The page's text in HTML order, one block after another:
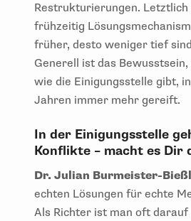
Restrukturierungen. Letztlich
frühzeitig
früher, desto weniger tief
Generell ist das
wie die Einigungsstelle gibt,
Jahren immer mehr gereift.
In der Einigungsstelle
Konflikte – macht es Dir
Dr. Julian Burmeister-
echten Lösungen für echte
Als Richter ist man oft darauf